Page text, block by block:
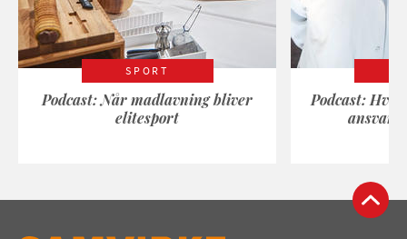
SPORT
Podcast: Når madlavning bliver
elitesport
Podcast: